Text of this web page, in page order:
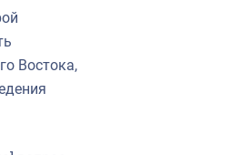
Востока,